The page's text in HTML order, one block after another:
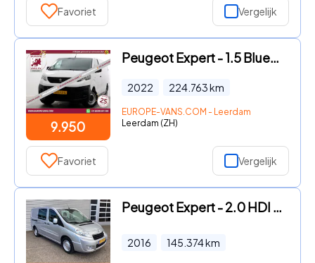
Favoriet Vergelijk
9.950
Peugeot Expert - 1.5 BlueHDI 102pk L3 Premium Airco/CarPlay/Camera 06-2022
2022 224.763km
EUROPE-VANS.COM - Leerdam
Leerdam (ZH)
Favoriet Vergelijk
Peugeot Expert - 2.0 HDI 130 pk L2 Dubbel Cabine DC EXPORT Airco/ Cruise/ Nav
2016 145.374km